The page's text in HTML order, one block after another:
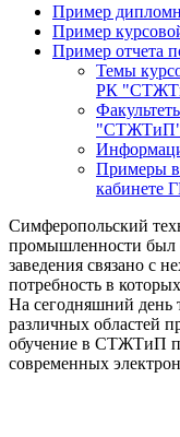
Пример
Пример
Пример отчета
Темы
РК
Примеры
Симферопольский
промышленности был
заведения связано с
потребность в
На сегодняшний день
различных областей
обучение в СТЖТиП
современных